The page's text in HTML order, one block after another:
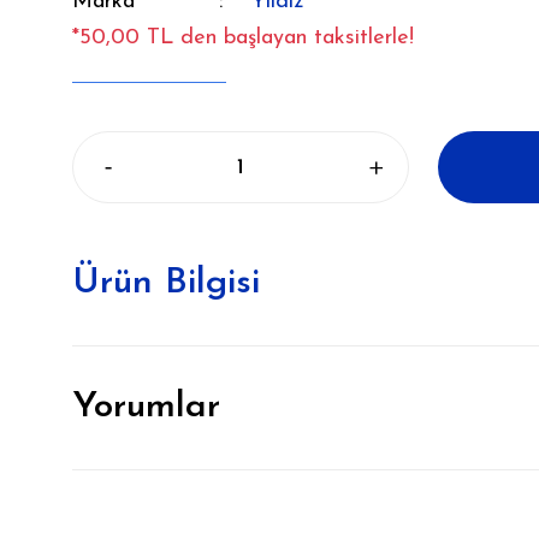
*50,00 TL den başlayan taksitlerle!
Ürün Bilgisi
Yorumlar